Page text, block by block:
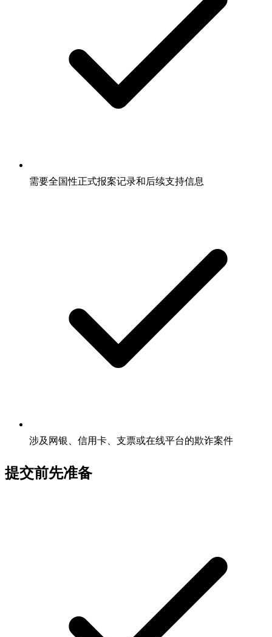
需要全国性正式报案记录和后续支持信息
涉及网银、信用卡、支票或在线平台的欺诈案件
提交前先准备